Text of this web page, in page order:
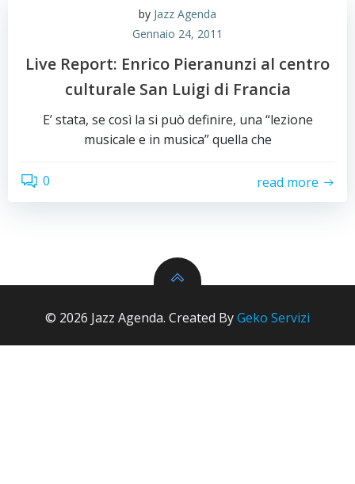
by Jazz Agenda
Gennaio 24, 2011
Live Report: Enrico Pieranunzi al centro
culturale San Luigi di Francia
E’ stata, se così la si può definire, una “lezione
musicale e in musica” quella che
0 read more
© 2026 Jazz Agenda. Created ByGeko Servizi